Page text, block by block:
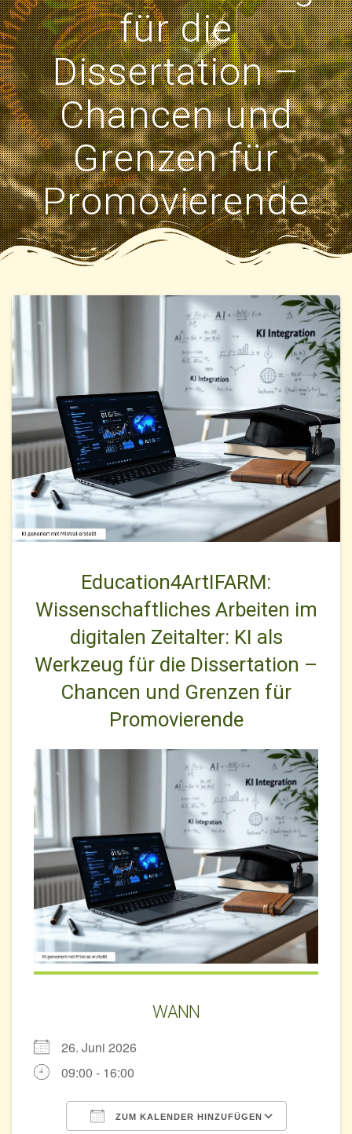
für die
Dissertation –
Chancen und
Grenzen für
Promovierende
Education4ArtIFARM:
Wissenschaftliches Arbeiten im
digitalen Zeitalter: KI als
Werkzeug für die Dissertation –
Chancen und Grenzen für
Promovierende
WANN
26. Juni 2026
09:00 - 16:00
ZUM KALENDER HINZUFÜGEN